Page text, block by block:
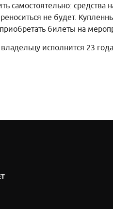
самостоятельно: средства
не будет.
билеты на
исполнится 23